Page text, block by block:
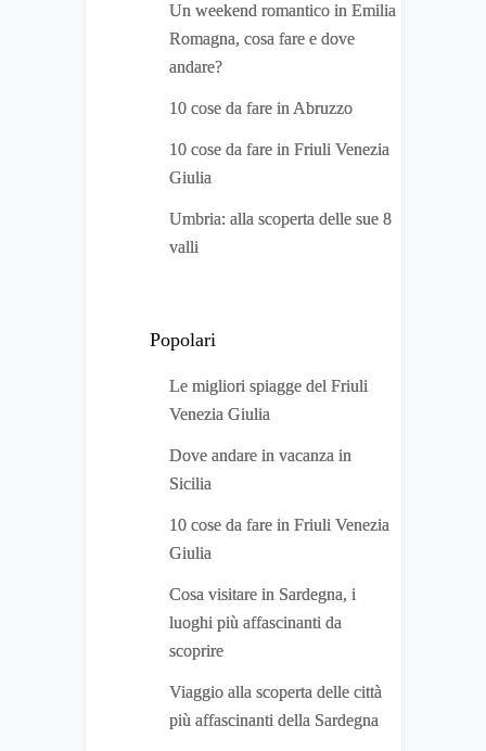
Un weekend romantico in Emilia
Romagna, cosa fare e dove
andare?
10 cose da fare in Abruzzo
10 cose da fare in Friuli Venezia
Giulia
Umbria: alla scoperta delle sue 8
valli
Popolari
Le migliori spiagge del Friuli
Venezia Giulia
Dove andare in vacanza in
Sicilia
10 cose da fare in Friuli Venezia
Giulia
Cosa visitare in Sardegna, i
luoghi più affascinanti da
scoprire
Viaggio alla scoperta delle città
più affascinanti della Sardegna